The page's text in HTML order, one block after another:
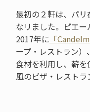
最初の２軒は、パ
なリました。ピエー
2017年に 「
ープ・レストラン）、
食材を利用し、薪を
風のピザ・レストラ